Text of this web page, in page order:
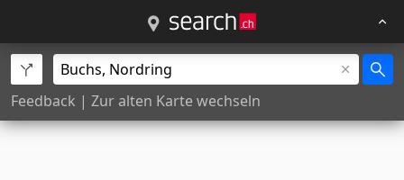
Feedback | Zur alten Karte wechseln